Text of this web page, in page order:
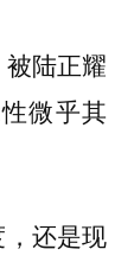
陆正耀
微乎其
还是现